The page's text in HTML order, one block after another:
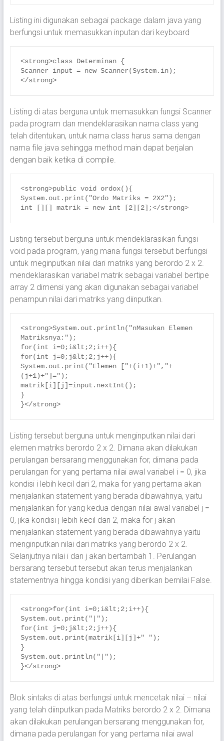
Listing ini digunakan sebagai package dalam java yang
berfungsi untuk memasukkan inputan dari keyboard
<strong>class Determinan {
Scanner input = new Scanner(System.in);
</strong>
Listing di atas berguna untuk memasukkan fungsi Scanner
pada program dan mendeklarasikan nama class yang
telah ditentukan, untuk nama class harus sama dengan
nama file java sehingga method main dapat berjalan
dengan baik ketika di compile.
<strong>public void ordox(){
System.out.print("Ordo Matriks = 2X2");
int [][] matrik = new int [2][2];</strong>
Listing tersebut berguna untuk mendeklarasikan fungsi
void pada program, yang mana fungsi tersebut berfungsi
untuk meginputkan nilai dari matriks yang berordo 2 x 2.
mendeklarasikan variabel matrik sebagai variabel bertipe
array 2 dimensi yang akan digunakan sebagai variabel
penampun nilai dari matriks yang diinputkan.
<strong>System.out.println("nMasukan Elemen
Matriksnya:");
for(int i=0;i&lt;2;i++){
for(int j=0;j&lt;2;j++){
System.out.print("Elemen ["+(i+1)+","+
(j+1)+"]=");
matrik[i][j]=input.nextInt();
}
}</strong>
Listing tersebut berguna untuk menginputkan nilai dari
elemen matriks berordo 2 x 2. Dimana akan dilakukan
perulangan bersarang menggunakan for, dimana pada
perulangan for yang pertama nilai awal variabel i = 0, jika
kondisi i lebih kecil dari 2, maka for yang pertama akan
menjalankan statement yang berada dibawahnya, yaitu
menjalankan for yang kedua dengan nilai awal variabel j =
0, jika kondisi j lebih kecil dari 2, maka for j akan
menjalankan statement yang berada dibawahnya yaitu
menginputkan nilai dari matriks yang berordo 2 x 2.
Selanjutnya nilai i dan j akan bertambah 1. Perulangan
bersarang tersebut tersebut akan terus menjalankan
statementnya hingga kondisi yang diberikan bernilai False.
<strong>for(int i=0;i&lt;2;i++){
System.out.print("|");
for(int j=0;j&lt;2;j++){
System.out.print(matrik[i][j]+" ");
}
System.out.println("|");
}</strong>
Blok sintaks di atas berfungsi untuk mencetak nilai – nilai
yang telah diinputkan pada Matriks berordo 2 x 2. Dimana
akan dilakukan perulangan bersarang menggunakan for,
dimana pada perulangan for yang pertama nilai awal